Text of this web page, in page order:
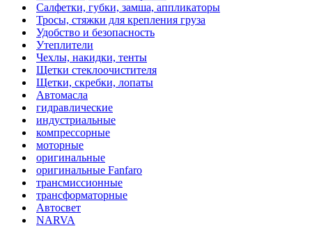
Салфетки, губки, замша, аппликаторы
Тросы, стяжки для крепления груза
Удобство и безопасность
Утеплители
Чехлы, накидки, тенты
Щетки стеклоочистителя
Щетки, скребки, лопаты
Автомасла
гидравлические
индустриальные
компрессорные
моторные
оригинальные
оригинальные Fanfaro
трансмиссионные
трансформаторные
Автосвет
NARVA